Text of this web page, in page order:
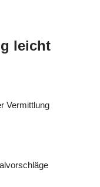
leicht
Vermittlung